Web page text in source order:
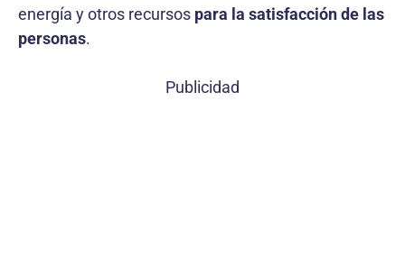
energía y otros recursos para la satisfacción de las
personas.
Publicidad